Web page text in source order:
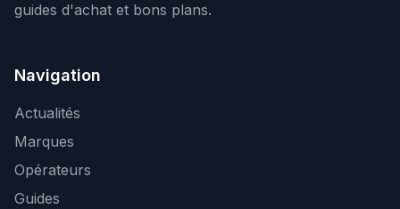
guides d'achat et bons plans.
Navigation
Actualités
Marques
Opérateurs
Guides